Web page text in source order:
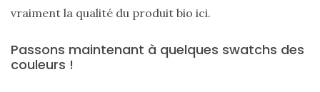
Comparatif :
les
vraiment la qualité du produit bio ici.
Passons maintenant à quelques swatchs des
couleurs !